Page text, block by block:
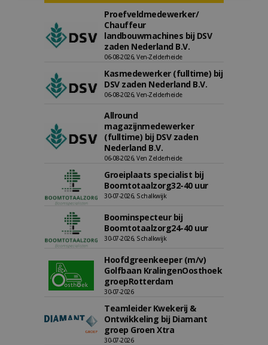
Proefveldmedewerker/
Chauffeur
landbouwmachines bij DSV
zaden Nederland B.V.
06-08-2026, Ven-Zelderheide
Kasmedewerker (fulltime) bij
DSV zaden Nederland B.V.
06-08-2026, Ven-Zelderheide
Allround
magazijnmedewerker
(fulltime) bij DSV zaden
Nederland B.V.
06-08-2026, Ven Zelderheide
Groeiplaats specialist bij
Boomtotaalzorg32-40 uur
30-07-2026, Schalkwijk
Boominspecteur bij
Boomtotaalzorg24-40 uur
30-07-2026, Schalkwijk
Hoofdgreenkeeper (m/v)
Golfbaan KralingenOosthoek
groepRotterdam
30-07-2026
Teamleider Kwekerij &
Ontwikkeling bij Diamant
groep Groen Xtra
30-07-2026